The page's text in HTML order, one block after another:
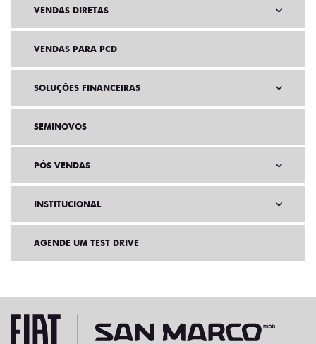
VENDAS DIRETAS
VENDAS PARA PCD
SOLUÇÕES FINANCEIRAS
SEMINOVOS
PÓS VENDAS
INSTITUCIONAL
AGENDE UM TEST DRIVE